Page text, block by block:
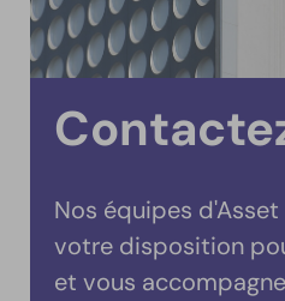
Nos équipes
votre disposition
et vous